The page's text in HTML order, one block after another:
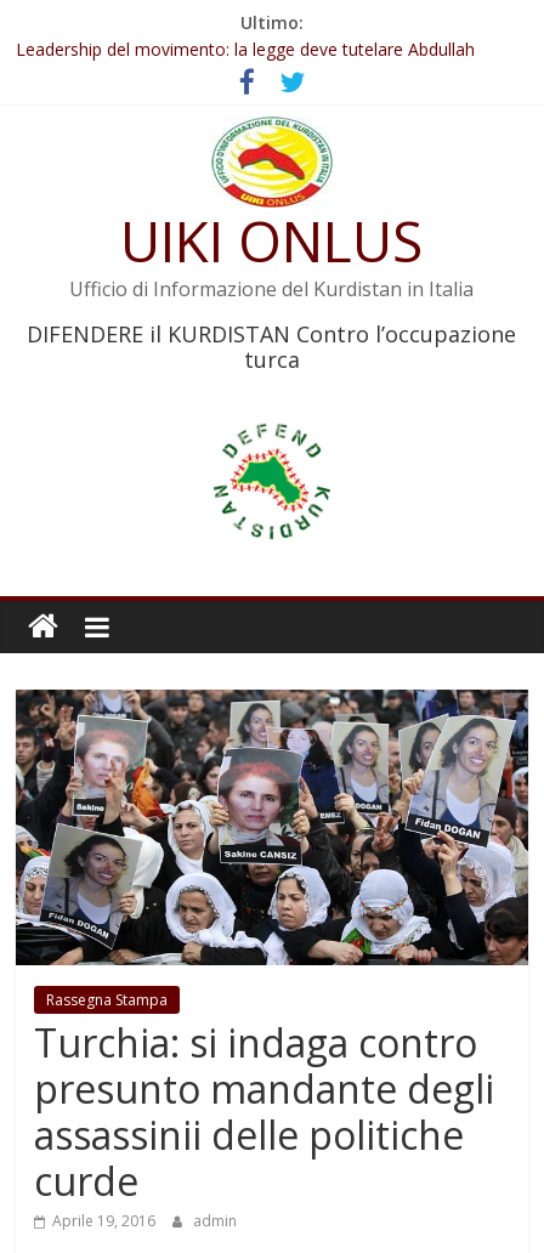
Ultimo:
Abdullah Öcalan: Le legge negativa deve essere trasformata in
legge positiva
Leadership del movimento: la legge deve tutelare Abdullah
Commissione donne del KNK: Şengal è di nuovo sotto minaccia
Non tenere conto della situazione di Rêber Apo ostacolerebbe
Il KNK chiede un’azione internazionale contro i crimini di guerra
UIKI ONLUS
Ufficio di Informazione del Kurdistan in Italia
DIFENDERE il KURDISTAN Contro l’occupazione
turca
Rassegna Stampa
Turchia: si indaga contro
presunto mandante degli
assassinii delle politiche
curde
Aprile 19, 2016 admin